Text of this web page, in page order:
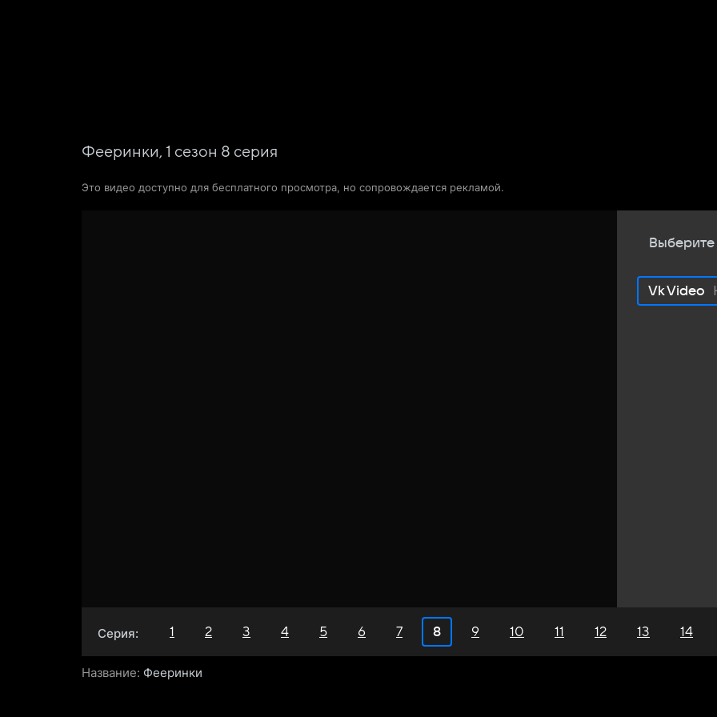
Фееринки, 1 сезон 8 серия
Это видео доступно для бесплатного просмотра, но сопровождается рекламой.
Выберите
Vk Video
Серия: 1 2 3 4 5 6 7 8 9 10 11 12 13 14
Название: Фееринки